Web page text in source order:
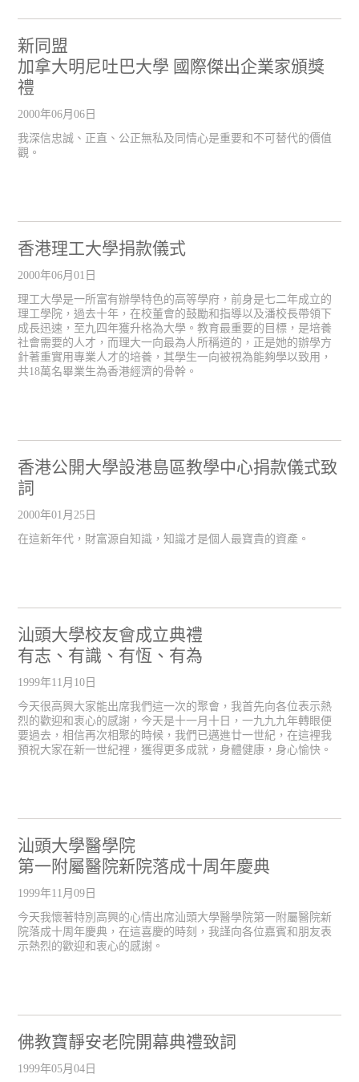
新同盟
加拿大明尼吐巴大學 國際傑出企業家頒獎
禮
2000年06月06日
我深信忠誠、正直、公正無私及同情心是重要和不可替代的價值
觀。
香港理工大學捐款儀式
2000年06月01日
理工大學是一所富有辦學特色的高等學府，前身是七二年成立的
理工學院，過去十年，在校董會的鼓勵和指導以及潘校長帶領下
成長迅速，至九四年獲升格為大學。教育最重要的目標，是培養
社會需要的人才，而理大一向最為人所稱道的，正是她的辦學方
針著重實用專業人才的培養，其學生一向被視為能夠學以致用，
共18萬名畢業生為香港經濟的骨幹。
香港公開大學設港島區教學中心捐款儀式致
詞
2000年01月25日
在這新年代，財富源自知識，知識才是個人最寶貴的資產。
汕頭大學校友會成立典禮
有志、有識、有恆、有為
1999年11月10日
今天很高興大家能出席我們這一次的聚會，我首先向各位表示熱
烈的歡迎和衷心的感謝，今天是十一月十日，一九九九年轉眼便
要過去，相信再次相聚的時候，我們已邁進廿一世紀，在這裡我
預祝大家在新一世紀裡，獲得更多成就，身體健康，身心愉快。
汕頭大學醫學院
第一附屬醫院新院落成十周年慶典
1999年11月09日
今天我懷著特別高興的心情出席汕頭大學醫學院第一附屬醫院新
院落成十周年慶典，在這喜慶的時刻，我謹向各位嘉賓和朋友表
示熱烈的歡迎和衷心的感謝。
佛教寶靜安老院開幕典禮致詞
1999年05月04日